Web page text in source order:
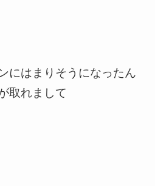
にはまりそうになったん
取れまして